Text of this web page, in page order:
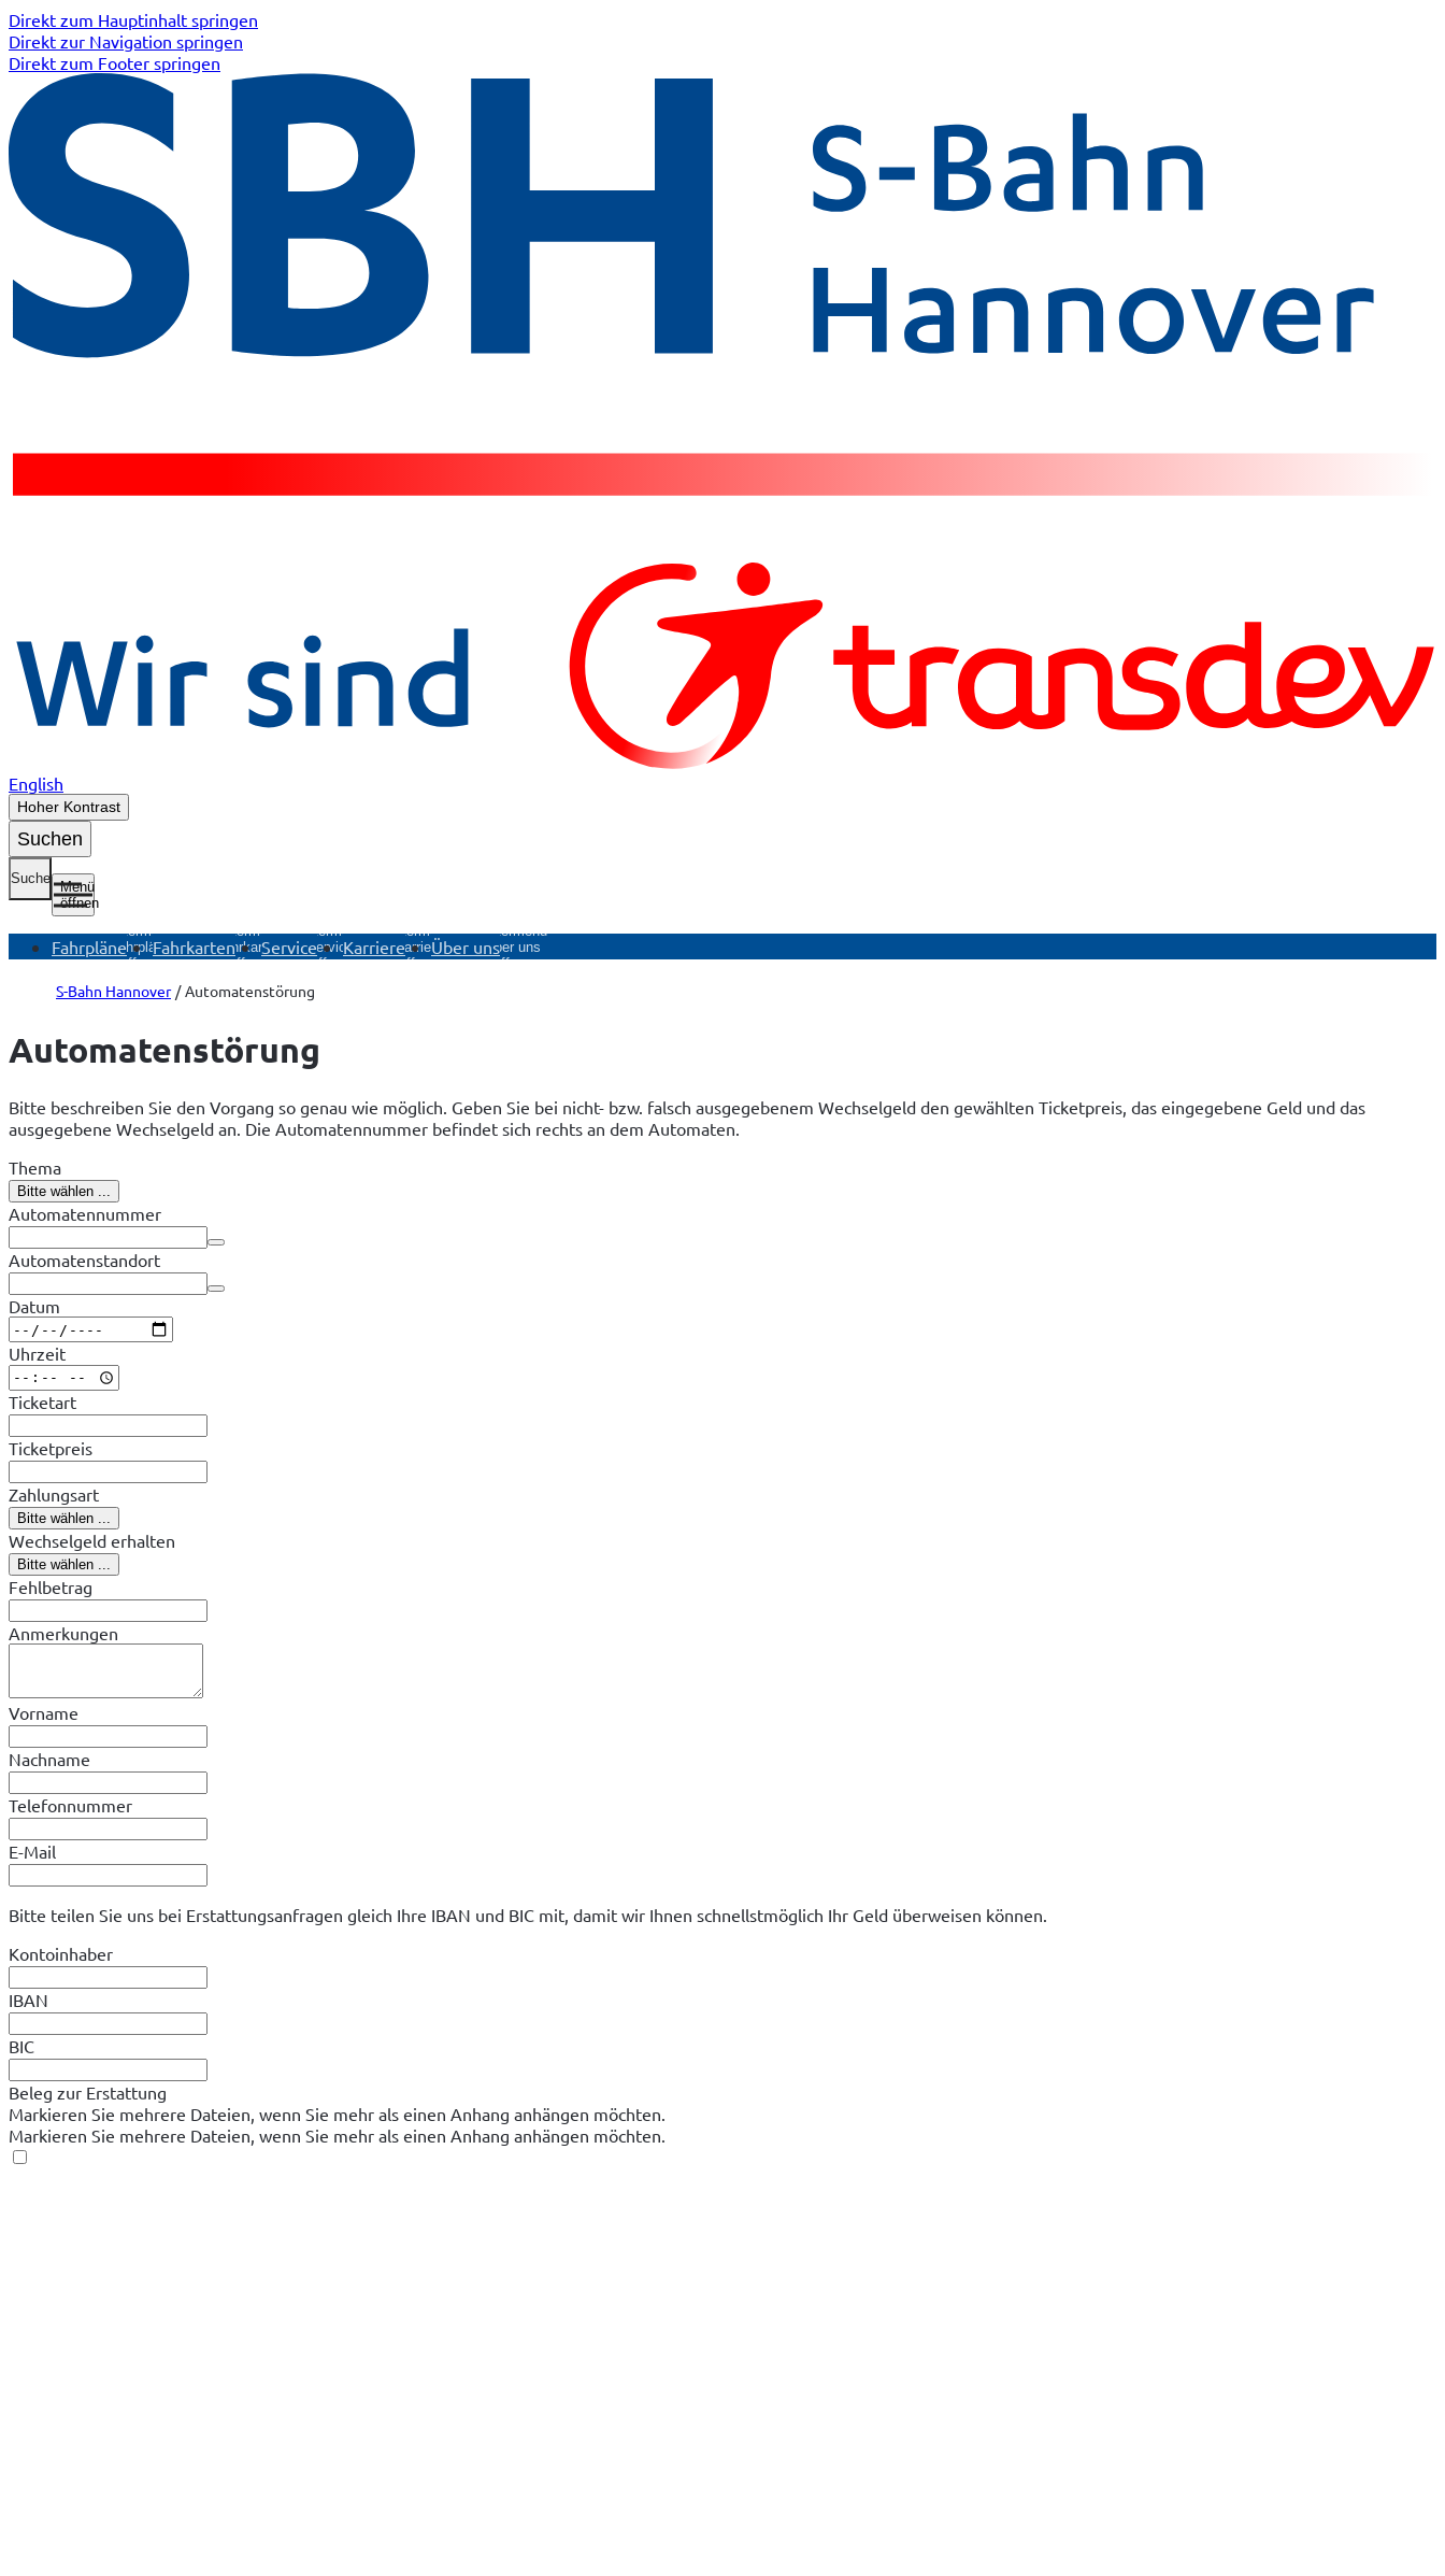
Direkt zum Hauptinhalt springen
Direkt zur Navigation springen
Direkt zum Footer springen
English
Hoher Kontrast
Suchen
Suche
Menü
öffnen
Fahrpläne
Untermenü
Fahrpläne
öffnen
Fahrkarten
Untermenü
Fahrkarten
öffnen
Service
Untermenü
Service
öffnen
Karriere
Untermenü
Karriere
öffnen
Über uns
Untermenü
Über uns
öffnen
S-Bahn Hannover Automatenstörung
Automatenstörung
Bitte beschreiben Sie den Vorgang so genau wie möglich. Geben Sie bei nicht- bzw. falsch ausgegebenem Wechselgeld den gewählten Ticketpreis, das eingegebene Geld und das
ausgegebene Wechselgeld an. Die Automatennummer befindet sich rechts an dem Automaten.
Thema
Bitte wählen ...
Automatennummer
Automatenstandort
Datum
Uhrzeit
Ticketart
Ticketpreis
Zahlungsart
Bitte wählen ...
Wechselgeld erhalten
Bitte wählen ...
Fehlbetrag
Anmerkungen
Vorname
Nachname
Telefonnummer
E-Mail
Bitte teilen Sie uns bei Erstattungsanfragen gleich Ihre IBAN und BIC mit, damit wir Ihnen schnellstmöglich Ihr Geld überweisen können.
Kontoinhaber
IBAN
BIC
Beleg zur Erstattung
Markieren Sie mehrere Dateien, wenn Sie mehr als einen Anhang anhängen möchten.
Markieren Sie mehrere Dateien, wenn Sie mehr als einen Anhang anhängen möchten.